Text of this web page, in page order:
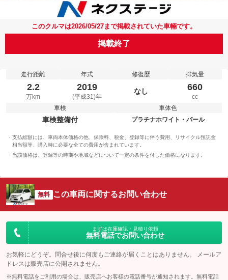
このクルマは2026/05/27まで掲載されていた車輛です。
掲載終了
走行距離
2.2
万km
年式
2019
(平成31)年
修復歴
なし
排気量
660
cc
車検
車検整備付
車体色
プラチナホワイト・パール
支払総額には、車両本体価格の他、保険料、税金、登録等に伴う費用、リサイクル預託金
相当額等、購入時に必要な全ての費用が含まれています。
当該価格は、登録等の時期や地域などについて一定の条件を付した価格になります。
無料 この車両に関するお問い合わせ
まずは在庫確認・見積り依頼
無料電話でお問い合わせ
お気軽にどうぞ。問合せ後に何度もご連絡が届くことはありません。 メールア
ドレスは販売店に公開されません。
※無料電話をご利用の場合は、販売店へお客様の電話番号が通知されます。無料電話